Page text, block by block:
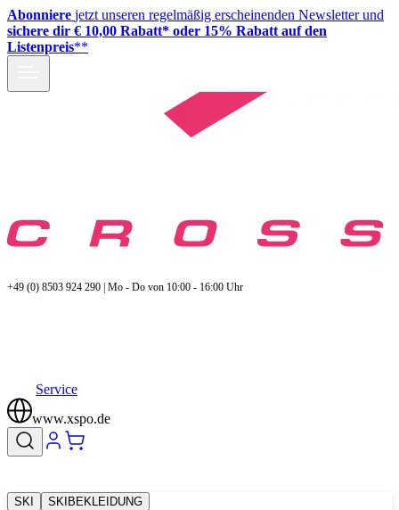
Abonniere jetzt unseren regelmäßig erscheinenden Newsletter und
sichere dir € 10,00 Rabatt* oder 15% Rabatt auf den
Listenpreis**
+49 (0) 8503 924 290 | Mo - Do von 10:00 - 16:00 Uhr
Service
www.xspo.de
SKI SKIBEKLEIDUNG